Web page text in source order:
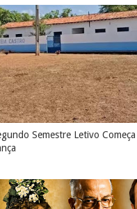
Semestre Letivo